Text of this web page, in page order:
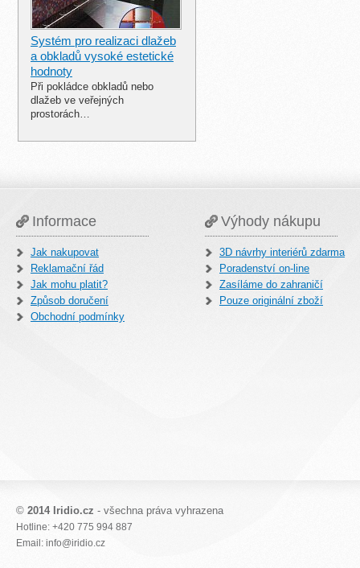
Systém pro realizaci dlažeb
a obkladů vysoké estetické
hodnoty
Při pokládce obkladů nebo
dlažeb ve veřejných
prostorách…
Informace
Jak nakupovat
Reklamační řád
Jak mohu platit?
Způsob doručení
Obchodní podmínky
Výhody nákupu
3D návrhy interiérů zdarma
Poradenství on-line
Zasíláme do zahraničí
Pouze originální zboží
© 2014 Iridio.cz - všechna práva vyhrazena
Hotline: +420 775 994 887
Email: info@iridio.cz